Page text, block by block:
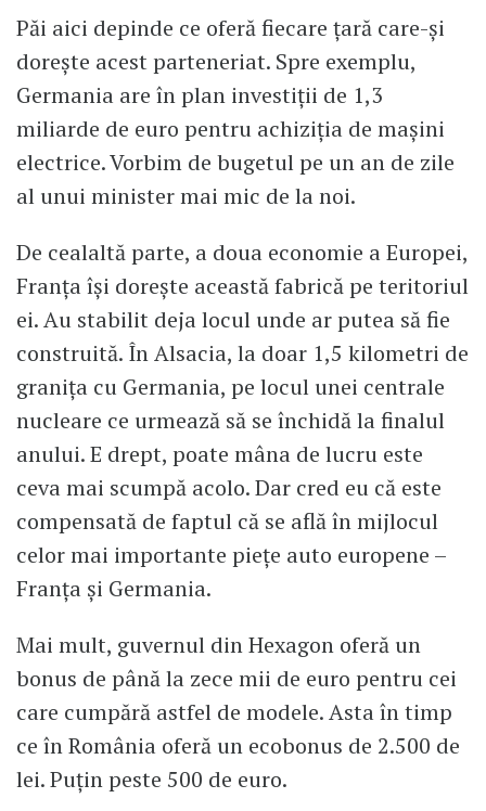
Păi aici depinde ce oferă fiecare ţară care-şi
doreşte acest parteneriat. Spre exemplu,
Germania are în plan investiţii de 1,3
miliarde de euro pentru achiziţia de maşini
electrice. Vorbim de bugetul pe un an de zile
al unui minister mai mic de la noi.
De cealaltă parte, a doua economie a Europei,
Franţa îşi doreşte această fabrică pe teritoriul
ei. Au stabilit deja locul unde ar putea să fie
construită. În Alsacia, la doar 1,5 kilometri de
graniţa cu Germania, pe locul unei centrale
nucleare ce urmează să se închidă la finalul
anului. E drept, poate mâna de lucru este
ceva mai scumpă acolo. Dar cred eu că este
compensată de faptul că se află în mijlocul
celor mai importante pieţe auto europene –
Franţa şi Germania.
Mai mult, guvernul din Hexagon oferă un
bonus de până la zece mii de euro pentru cei
care cumpără astfel de modele. Asta în timp
ce în România oferă un ecobonus de 2.500 de
lei. Puţin peste 500 de euro.